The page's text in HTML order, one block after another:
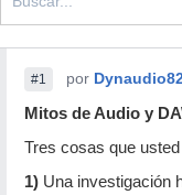
#1 por
Mitos de Audio y
Tres cosas que
1) Una investigación